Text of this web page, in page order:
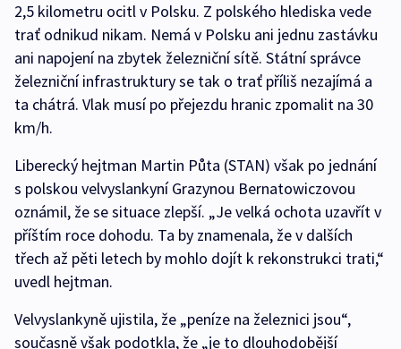
2,5 kilometru ocitl v Polsku. Z polského hlediska vede
trať odnikud nikam. Nemá v Polsku ani jednu zastávku
ani napojení na zbytek železniční sítě. Státní správce
železniční infrastruktury se tak o trať příliš nezajímá a
ta chátrá. Vlak musí po přejezdu hranic zpomalit na 30
km/h.
Liberecký hejtman Martin Půta (STAN) však po jednání
s polskou velvyslankyní Grazynou Bernatowiczovou
oznámil, že se situace zlepší. „Je velká ochota uzavřít v
příštím roce dohodu. Ta by znamenala, že v dalších
třech až pěti letech by mohlo dojít k rekonstrukci trati,“
uvedl hejtman.
Velvyslankyně ujistila, že „peníze na železnici jsou“,
současně však podotkla, že „je to dlouhodobější